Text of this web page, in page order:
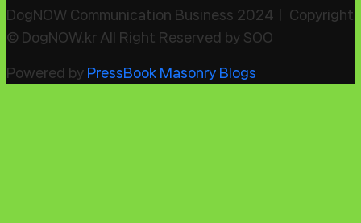
DogNOW Communication Business 2024ㅣ Copyright
© DogNOW.kr All Right Reserved by SOO
Powered by PressBook Masonry Blogs